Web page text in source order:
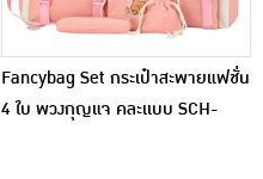
Fancybag Set กระเป๋าสะพายแฟชั่น
4 ใบ พวงกุญแจ คละเเบบ SCH-